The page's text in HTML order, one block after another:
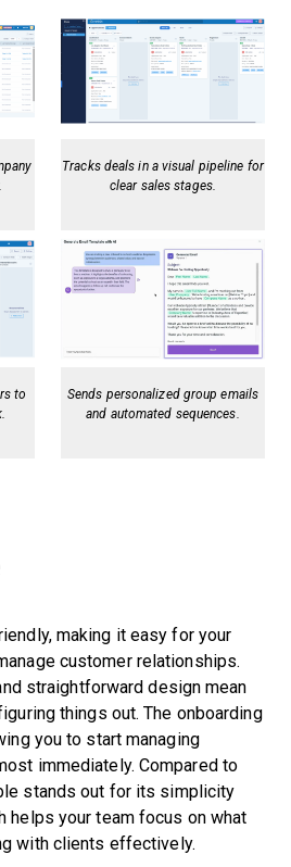
Tracks deals in a visual pipeline for
clear sales stages.
to
Sends personalized group emails
and automated sequences.
making it easy for your
customer relationships.
straightforward design mean
things out. The onboarding
you to start managing
immediately. Compared to
stands out for its simplicity
helps your team focus on what
with clients effectively.